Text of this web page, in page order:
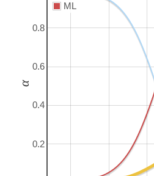
0.2
0.4
0.6
0.8
ML
α